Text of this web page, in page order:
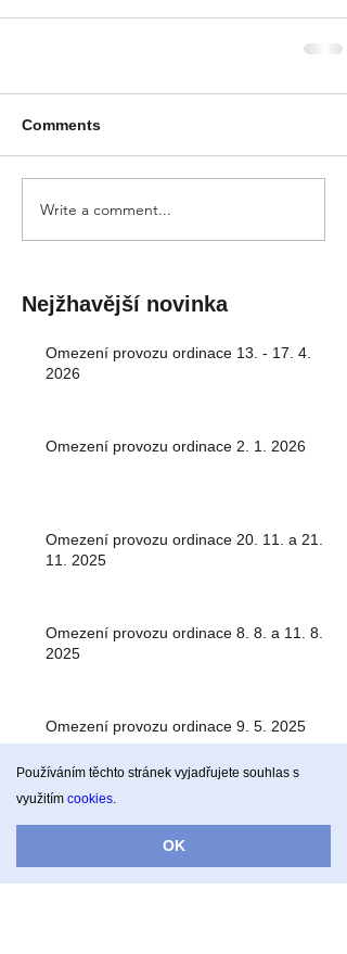
Používáním těchto stránek vyjadřujete souhlas s
využitím cookies
OK
Comments
Write a comment...
Nejžhavější novinka
Omezení provozu ordinace 13. - 17. 4.
2026
Omezení provozu ordinace 2. 1. 2026
Omezení provozu ordinace 20. 11. a 21.
11. 2025
Omezení provozu ordinace 8. 8. a 11. 8.
2025
Omezení provozu ordinace 9. 5. 2025